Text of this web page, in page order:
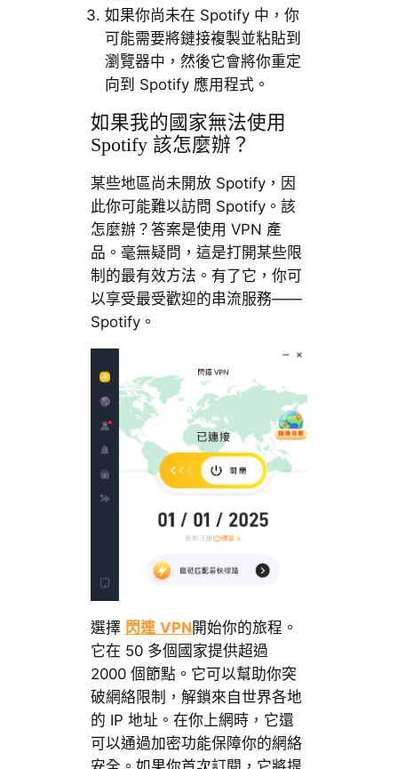
如果你尚未在 Spotify 中，你
可能需要將鏈接複製並粘貼到
瀏覽器中，然後它會將你重定
向到 Spotify 應用程式。
如果我的國家無法使用
Spotify 該怎麼辦？
某些地區尚未開放 Spotify，因
此你可能難以訪問 Spotify。該
怎麼辦？答案是使用 VPN 產
品。毫無疑問，這是打開某些限
制的最有效方法。有了它，你可
以享受最受歡迎的串流服務——
Spotify。
選擇 閃連 VPN開始你的旅程。
它在 50 多個國家提供超過
2000 個節點。它可以幫助你突
破網絡限制，解鎖來自世界各地
的 IP 地址。在你上網時，它還
可以通過加密功能保障你的網絡